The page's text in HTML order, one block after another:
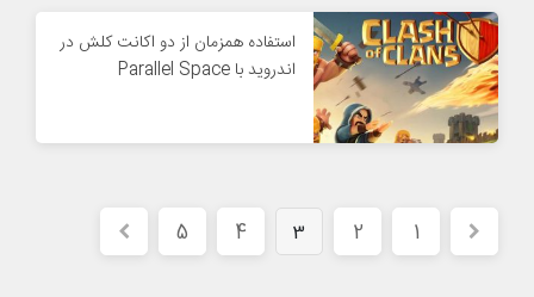
استفاده همزمان از دو اکانت کلش در
اندروید با Parallel Space
1
2
3
4
5